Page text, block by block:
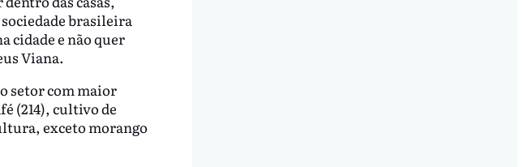
brasileira
cidade e não quer
Viana.
setor com maior
(214), cultivo de
exceto morango